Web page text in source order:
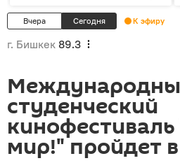
Вчера Сегодня К эфиру
г. Бишкек 89.3
студенческий
мир!" пройдет